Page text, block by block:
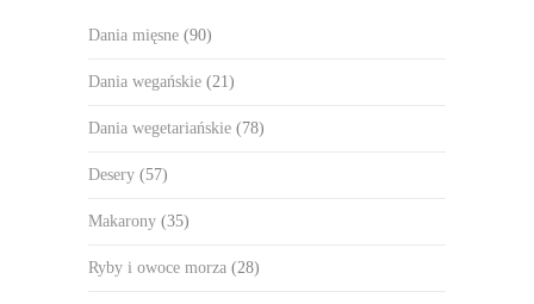
Dania mięsne (90)
Dania wegańskie (21)
Dania wegetariańskie (78)
Desery (57)
Makarony (35)
Ryby i owoce morza (28)